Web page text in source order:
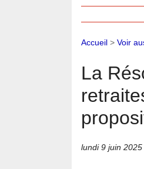
Accueil > Voir
La
lundi 9 juin 2025